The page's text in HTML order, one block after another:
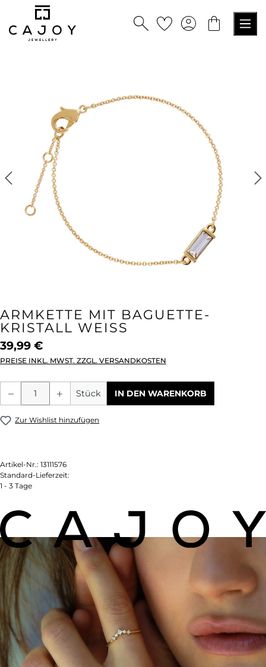
springen
ARMKETTE MIT BAGUETTE-
KRISTALL WEISS
39,99 €
PREISE INKL. MWST. ZZGL. VERSANDKOSTEN
Produkt Anzahl: Gib den gewünschten
Stück IN DEN WARENKORB
Zur Wishlist hinzufügen
Artikel-Nr.: 13111576
Standard-Lieferzeit:
1 - 3 Tage